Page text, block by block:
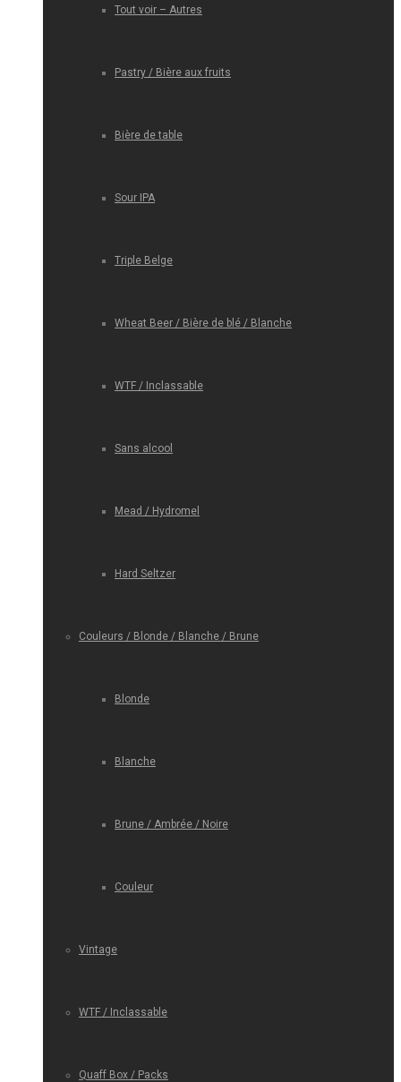
Tout voir – Autres
Pastry / Bière aux fruits
Bière de table
Sour IPA
Triple Belge
Wheat Beer / Bière de blé / Blanche
WTF / Inclassable
Sans alcool
Mead / Hydromel
Hard Seltzer
Couleurs / Blonde / Blanche / Brune
Blonde
Blanche
Brune / Ambrée / Noire
Couleur
Vintage
WTF / Inclassable
Quaff Box / Packs